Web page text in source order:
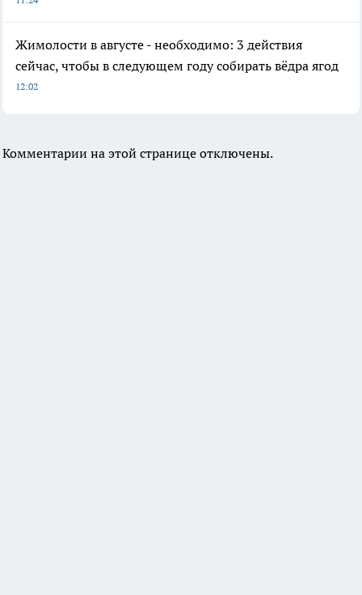
Жимолости в августе - необходимо: 3 действия
сейчас, чтобы в следующем году собирать вёдра ягод
12:02
Комментарии на этой странице отключены.